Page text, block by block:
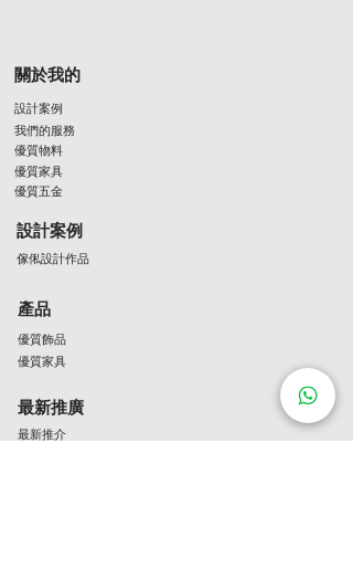
關於我的
設計案例
設計案例
我們的服務
傢俬設計作品
優質家具
優質物料
優質五金
產品
優質家具
優質飾品
最新推介
最新推廣